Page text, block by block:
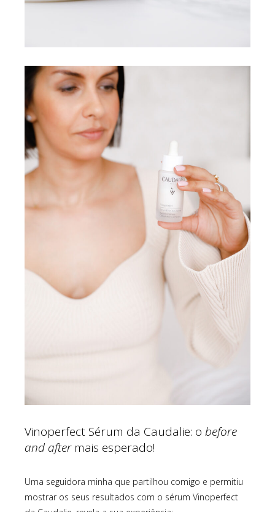
Vinoperfect Sérum da Caudalie: o before
and aftermais esperado!
Uma seguidora minha que partilhou comigo e permitiu
mostrar os seus resultados com o sérum Vinoperfect